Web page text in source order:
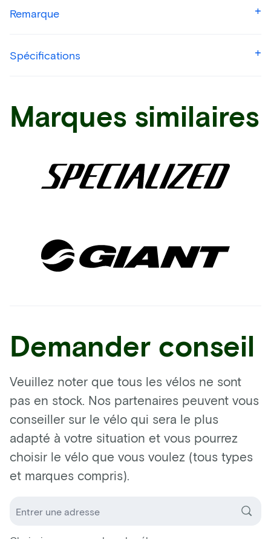
Remarque
Spécifications
Marques similaires
Demander conseil
Veuillez noter que tous les vélos ne sont
pas en stock. Nos partenaires peuvent vous
conseiller sur le vélo qui sera le plus
adapté à votre situation et vous pourrez
choisir le vélo que vous voulez (tous types
et marques compris).